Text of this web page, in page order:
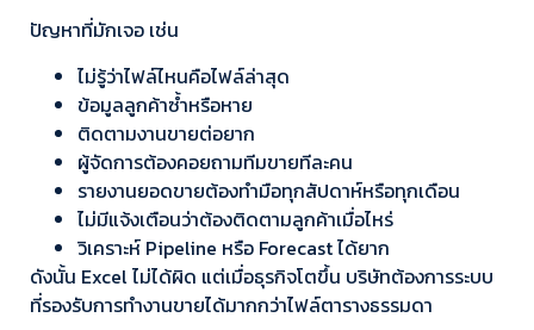
ปัญหาที่มักเจอ เช่น
ไม่รู้ว่าไฟล์ไหนคือไฟล์ล่าสุด
ข้อมูลลูกค้าซ้ำหรือหาย
ติดตามงานขายต่อยาก
ผู้จัดการต้องคอยถามทีมขายทีละคน
รายงานยอดขายต้องทำมือทุกสัปดาห์หรือทุกเดือน
ไม่มีแจ้งเตือนว่าต้องติดตามลูกค้าเมื่อไหร่
วิเคราะห์ Pipeline หรือ Forecast ได้ยาก
ดังนั้น Excel ไม่ได้ผิด แต่เมื่อธุรกิจโตขึ้น บริษัทต้องการระบบ
ที่รองรับการทำงานขายได้มากกว่าไฟล์ตารางธรรมดา